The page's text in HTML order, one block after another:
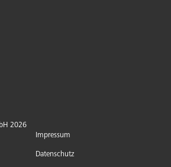
2026
Impressum
Datenschutz